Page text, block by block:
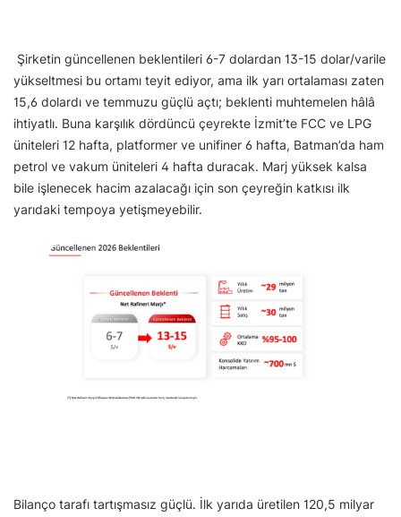
Şirketin güncellenen beklentileri 6-7 dolardan 13-15 dolar/varile
yükseltmesi bu ortamı teyit ediyor, ama ilk yarı ortalaması zaten
15,6 dolardı ve temmuzu güçlü açtı; beklenti muhtemelen hâlâ
ihtiyatlı. Buna karşılık dördüncü çeyrekte İzmit’te FCC ve LPG
üniteleri 12 hafta, platformer ve unifiner 6 hafta, Batman’da ham
petrol ve vakum üniteleri 4 hafta duracak. Marj yüksek kalsa
bile işlenecek hacim azalacağı için son çeyreğin katkısı ilk
yarıdaki tempoya yetişmeyebilir.
Bilanço tarafı tartışmasız güçlü. İlk yarıda üretilen 120,5 milyar